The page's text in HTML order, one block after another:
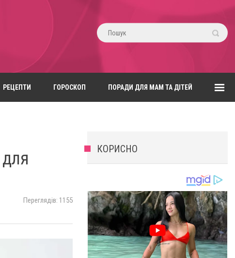
РЕЦЕПТИ ГОРОСКОП ПОРАДИ ДЛЯ МАМ ТА ДІТЕЙ
Переглядів: 1155
КОРИСНО